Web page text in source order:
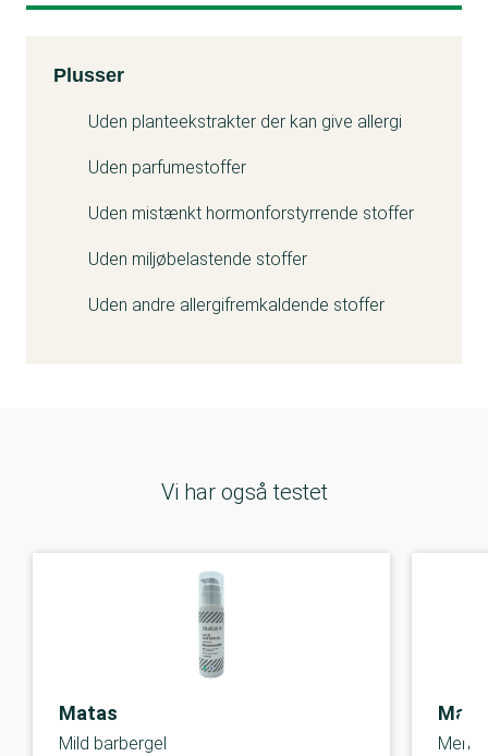
Kemitest
Plusser
Uden planteekstrakter der kan give allergi
Uden parfumestoffer
Uden mistænkt hormonforstyrrende stoffer
Uden miljøbelastende stoffer
Uden andre allergifremkaldende stoffer
Vi har også testet
Matas
Mild barbergel Men